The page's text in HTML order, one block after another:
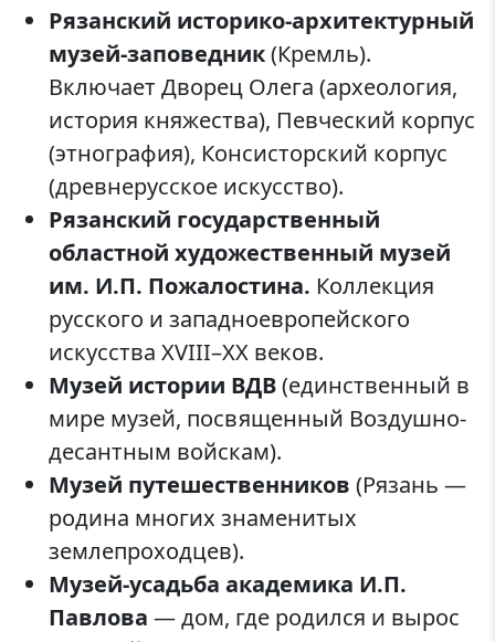
Рязанский историко-архитектурный
музей-заповедник(Кремль).
Включает Дворец Олега (археология,
история княжества), Певческий корпус
(этнография), Консисторский корпус
(древнерусское искусство).
Рязанский государственный
областной художественный музей
им. И.П. Пожалостина. Коллекция
русского и западноевропейского
искусства XVIII–XX веков.
Музей истории ВДВ(единственный в
мире музей, посвященный Воздушно-
десантным войскам).
Музей путешественников (Рязань —
родина многих знаменитых
землепроходцев).
Музей-усадьба академика И.П.
Павлова — дом, где родился и вырос